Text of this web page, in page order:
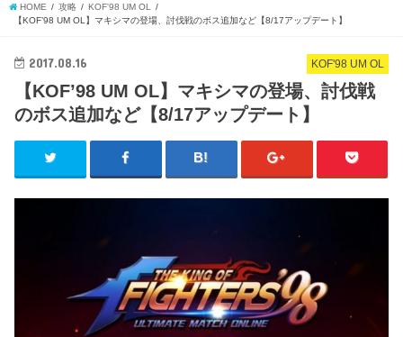
HOME 攻略
KOF'98 UM OL
【KOF’98 UM OL】マキシマの登場、討伐戦のボス追加など【8/17アップデート】
KOF'98 UM OL
2017.08.16
【KOF’98 UM OL】マキシマの登場、討伐戦
のボス追加など【8/17アップデート】